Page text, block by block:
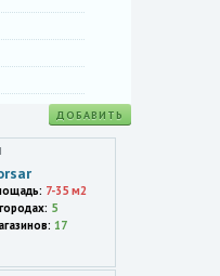
ДОБАВИТЬ
7-35 м2
5
17